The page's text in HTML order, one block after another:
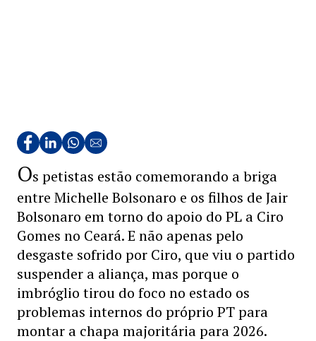
Os petistas estão comemorando a briga
entre Michelle Bolsonaro e os filhos de Jair
Bolsonaro em torno do apoio do PL a Ciro
Gomes no Ceará. E não apenas pelo
desgaste sofrido por Ciro, que viu o partido
suspender a aliança, mas porque o
imbróglio tirou do foco no estado os
problemas internos do próprio PT para
montar a chapa majoritária para 2026.